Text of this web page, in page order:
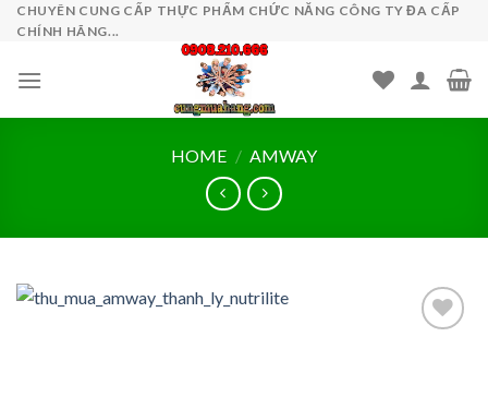
SkipCHUYÊN CUNG CẤP THỰC PHẨM CHỨC NĂNG CÔNG TY ĐA CẤP
CHÍNH HÃNG...
HOME / AMWAY